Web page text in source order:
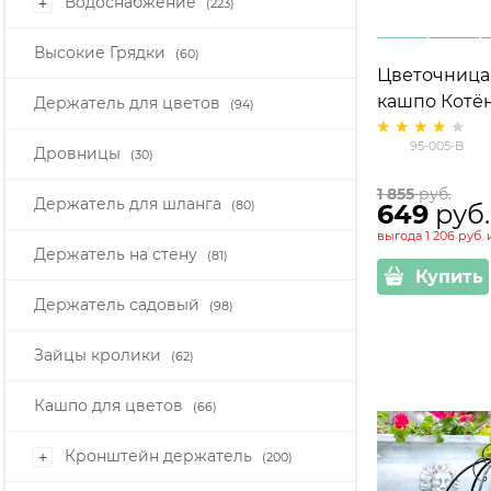
(223)
Высокие Грядки (60)
Держатель для цветов (94)
Дровницы (30)
Держатель для шланга (80)
Держатель на стену (81)
Держатель садовый (98)
Зайцы кролики (62)
Кашпо для цветов (66)
+ Кронштейн держатель (200)
Цветочница садовая на 1
кашпо
металл
95-005-B
1 855 руб.
649 руб.
выгода 1 206 руб.
Купить